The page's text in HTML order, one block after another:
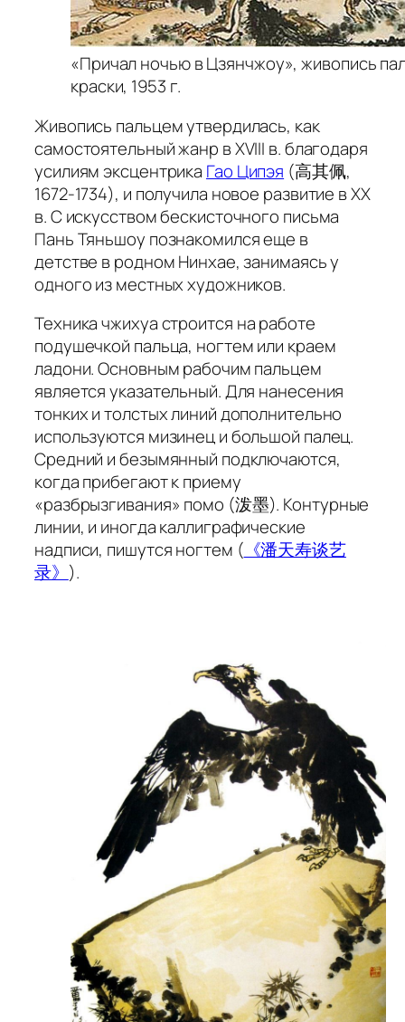
«Причал ночью в Цзянчжоу», живопись
краски, 1953 г.
Живопись пальцем утвердилась, как
самостоятельный жанр в XVIII в. благодаря
усилиям эксцентрика Гао Ципэя (高其佩,
1672-1734), и получила новое развитие в XX
в. С искусством бескисточного письма
Пань Тяньшоу познакомился еще в
детстве в родном Нинхае, занимаясь у
одного из местных художников.
Техникачжихуастроится на работе
подушечкой пальца, ногтем или краем
ладони. Основным рабочим пальцем
является указательный. Для нанесения
тонких и толстых линий дополнительно
используются мизинец и большой палец.
Средний и безымянный подключаются,
когда прибегают к приему
«разбрызгивания» помо (泼墨). Контурные
линии, и иногда каллиграфические
надписи, пишутся ногтем ( 《潘天寿谈艺
录》 ).